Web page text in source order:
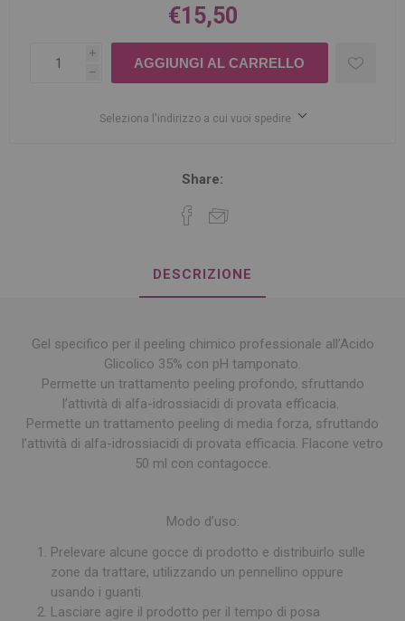
€15,50
i
h
Seleziona l'indirizzo a cui vuoi spedire
Share:
DESCRIZIONE
Gel specifico per il peeling chimico professionale all’Acido
Glicolico 35% con pH tamponato.
Permette un trattamento peeling profondo, sfruttando
l’attività di alfa-idrossiacidi di provata efficacia.
Permette un trattamento peeling di media forza, sfruttando
l’attività di alfa-idrossiacidi di provata efficacia. Flacone vetro
50 ml con contagocce.
Modo d’uso:
Prelevare alcune gocce di prodotto e distribuirlo sulle
zone da trattare, utilizzando un pennellino oppure
usando i guanti.
Lasciare agire il prodotto per il tempo di posa